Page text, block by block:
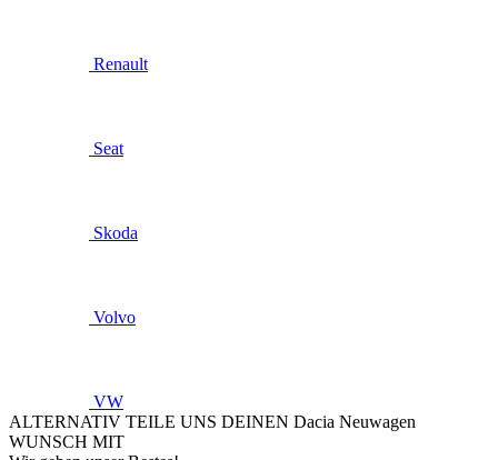
Renault
Seat
Skoda
Volvo
VW
ALTERNATIV TEILE UNS DEINEN Dacia Neuwagen
WUNSCH MIT